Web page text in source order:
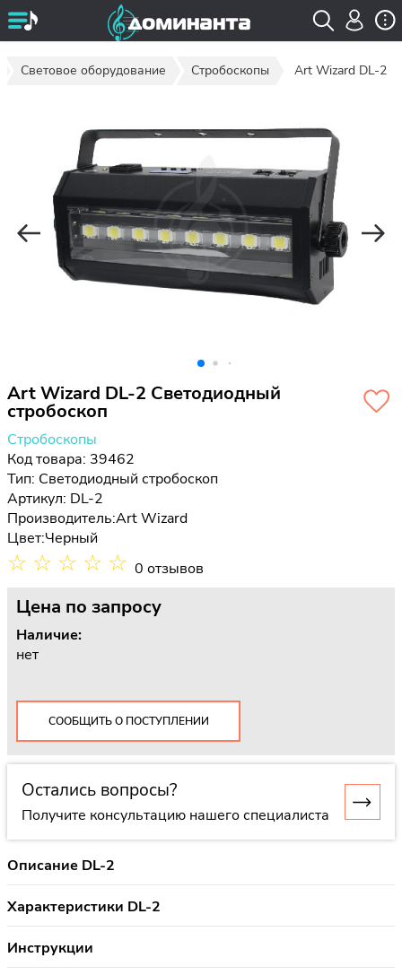
Световое оборудование Стробоскопы Art Wizard DL-2
Art Wizard DL-2 Светодиодный
стробоскоп
Стробоскопы
Код товара: 39462
Тип: Светодиодный стробоскоп
Артикул: DL-2
Производитель:Art Wizard
Цвет:Черный
☆ ☆ ☆ ☆ ☆ 0 отзывов
Цена по запросу
Наличие:
нет
СООБЩИТЬ О ПОСТУПЛЕНИИ
Остались вопросы?
Получите консультацию нашего специалиста
Описание DL-2
Характеристики DL-2
Инструкции